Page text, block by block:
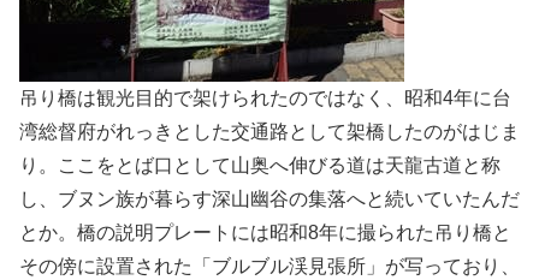
吊り橋は観光目的で架けられたのではなく、昭和4年に台
湾総督府がれっきとした交通路として架橋したのがはじま
り。ここをとば口として山奥へ伸びる道は天龍古道と称
し、ブヌン族が暮らす深山幽谷の集落へと続いていたんだ
とか。橋の説明プレートには昭和8年に撮られた吊り橋と
その傍に設置された「ブルブル渓見張所」が写っており、